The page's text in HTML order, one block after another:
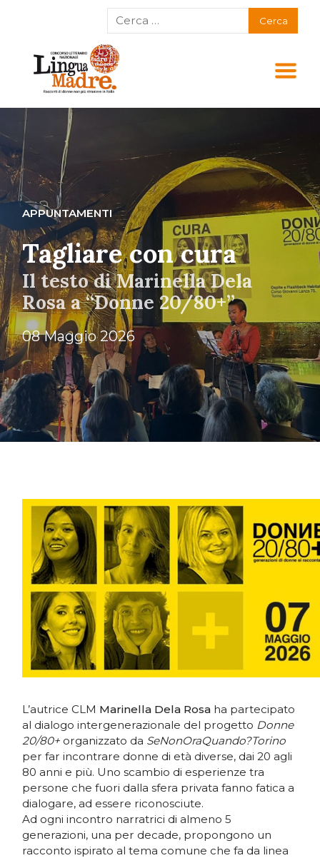
APPUNTAMENTI
Tagliare con cura
Il testo di Marinella Dela
Rosa a “Donne 20/80+”
08 Maggio 2026
L’autrice CLM Marinella Dela Rosa ha partecipato
al dialogo intergenerazionale del progetto Donne
20/80+ organizzato da SeNonOraQuando?Torino
per far incontrare donne di età diverse, dai 20 agli
80 anni e più. Uno scambio di esperienze tra
persone che fuori dalla sfera privata fanno fatica a
dialogare, ad essere riconosciute.
Ad ogni incontro narratrici di almeno 5
generazioni, una per decade, propongono un
racconto ispirato al tema comune che fa da linea